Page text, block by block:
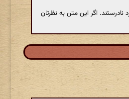
اگر این متن به نظرتان